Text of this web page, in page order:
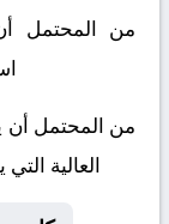
من المحتمل
من المحتمل أن
العالية